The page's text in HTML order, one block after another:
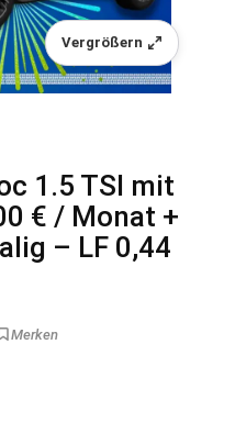
Vergrößern
1.5 TSI mit
€ / Monat +
– LF 0,44